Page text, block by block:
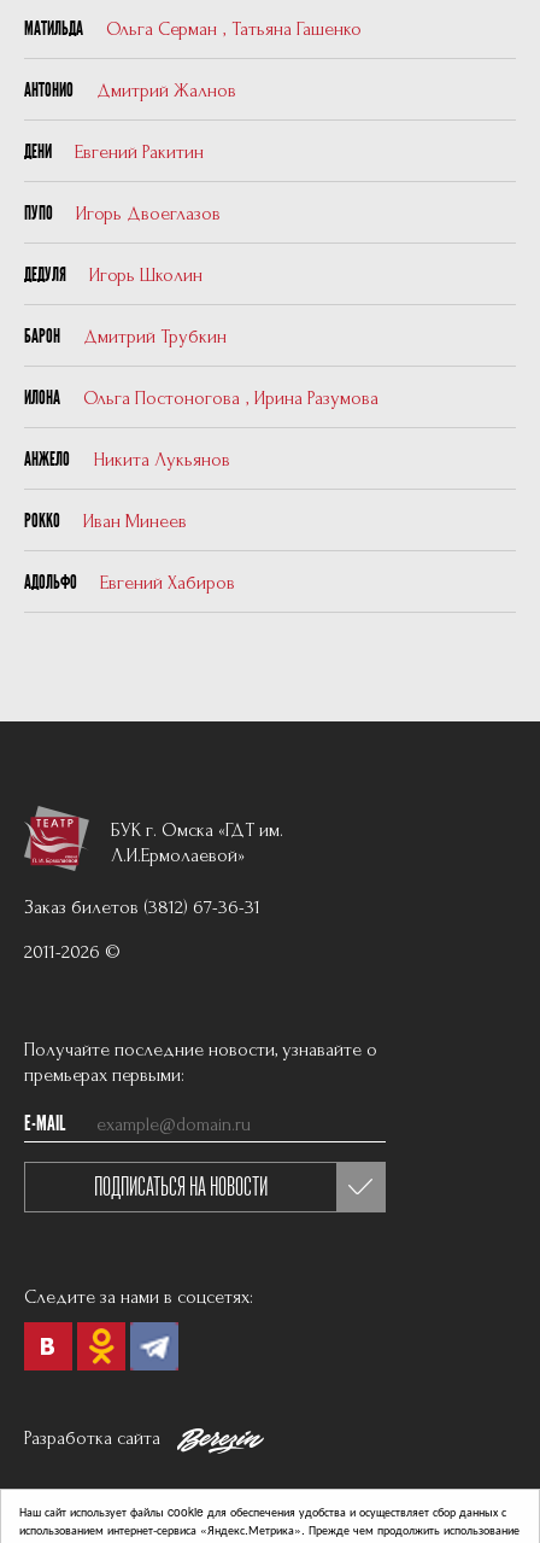
Наш сайт использует файлы cookie для обеспечения удобства и осуществляет сбор данных с
использованием интернет-сервиса «Яндекс.Метрика». Прежде чем продолжить использование
МАТИЛЬДА Ольга Серман , Татьяна Гашенко
АНТОНИО Дмитрий Жалнов
ДЕНИ Евгений Ракитин
ПУПО Игорь Двоеглазов
ДЕДУЛЯ Игорь Школин
БАРОН Дмитрий Трубкин
ИЛОНА Ольга Постоногова , Ирина Разумова
АНЖЕЛО Никита Лукьянов
РОККО Иван Минеев
АДОЛЬФО Евгений Хабиров
БУК г. Омска «ГДТ им.
Л.И.Ермолаевой»
Заказ билетов (3812) 67-36-31
2011-2026 ©
Получайте последние новости, узнавайте о
премьерах первыми:
E-MAIL
ПОДПИСАТЬСЯ НА НОВОСТИ
Следите за нами в соцсетях:
Разработка сайта
Политика в отношении обработки персональных данных
Согласие на обработку персональных данных